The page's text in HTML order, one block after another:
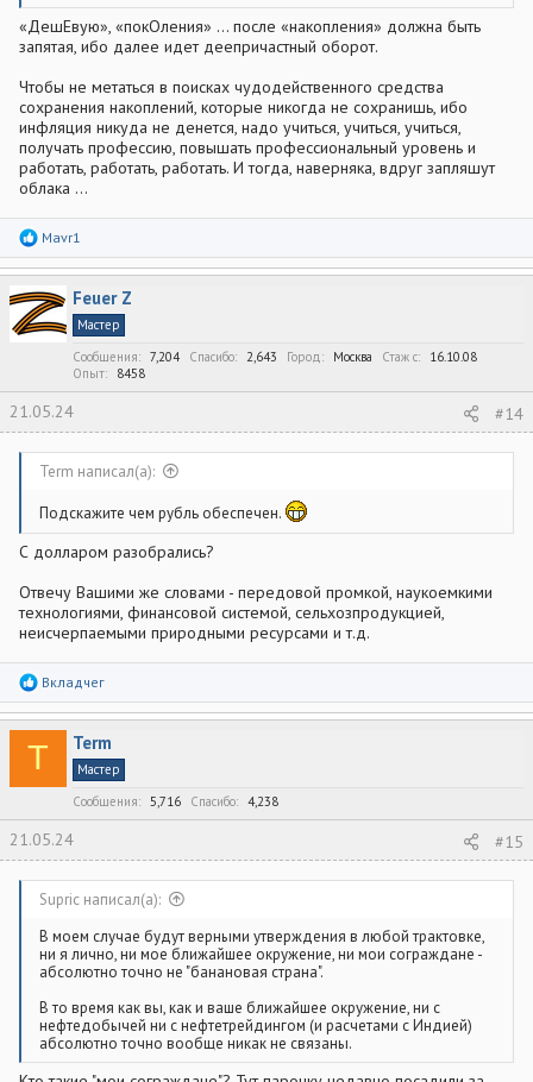
«ДешЕвую», «покОления» … после «накопления» должна быть
запятая, ибо далее идет деепричастный оборот.
Чтобы не метаться в поисках чудодейственного средства
сохранения накоплений, которые никогда не сохранишь, ибо
инфляция никуда не денется, надо учиться, учиться, учиться,
получать профессию, повышать профессиональный уровень и
работать, работать, работать. И тогда, наверняка, вдруг запляшут
облака …
Р
а
ц
и
и
Mavr1
Feuer Z
Мастер
Сообщения
7,204 Спасибо 2,643 Город Москва Стаж c
16.10.08
Опыт
8458
21.05.24 #14
Term написал(а):
Подскажите чем рубль обеспечен.
С долларом разобрались?
Отвечу Вашими же словами - передовой промкой, наукоемкими
технологиями, финансовой системой, сельхозпродукцией,
неисчерпаемыми природными ресурсами и т.д.
Р
а
к
ц
Вкладчег
T Term
Мастер
Сообщения
5,716 Спасибо 4,238
21.05.24 #15
Supric написал(а):
В моем случае будут верными утверждения в любой трактовке,
ни я лично, ни мое ближайшее окружение, ни мои сограждане -
абсолютно точно не "банановая страна".
В то время как вы, как и ваше ближайшее окружение, ни с
нефтедобычей ни с нефтетрейдингом (и расчетами с Индией)
абсолютно точно вообще никак не связаны.